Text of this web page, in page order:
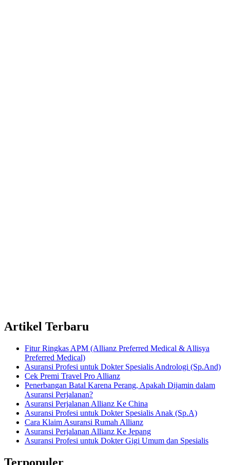
Artikel Terbaru
Fitur Ringkas APM (Allianz Preferred Medical & Allisya
Preferred Medical)
Asuransi Profesi untuk Dokter Spesialis Andrologi (Sp.And)
Cek Premi Travel Pro Allianz
Penerbangan Batal Karena Perang, Apakah Dijamin dalam
Asuransi Perjalanan?
Asuransi Perjalanan Allianz Ke China
Asuransi Profesi untuk Dokter Spesialis Anak (Sp.A)
Cara Klaim Asuransi Rumah Allianz
Asuransi Perjalanan Allianz Ke Jepang
Asuransi Profesi untuk Dokter Gigi Umum dan Spesialis